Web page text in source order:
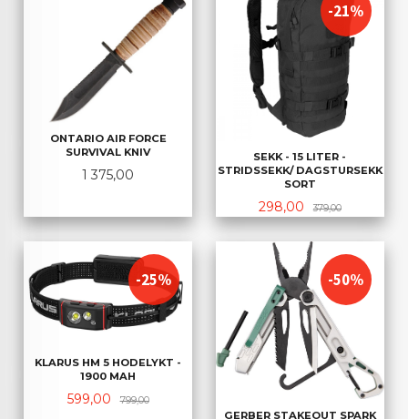
ONTARIO AIR FORCE
SURVIVAL KNIV
Pris
1 375,00
SEKK - 15 LITER -
STRIDSSEKK/ DAGSTURSEKK
SORT
Tilbud
298,00 379,00Rabatt
-21%
KLARUS HM 5 HODELYKT -
1900 MAH
Tilbud
599,00 799,00Rabatt
-25%
GERBER STAKEOUT SPARK
-50%